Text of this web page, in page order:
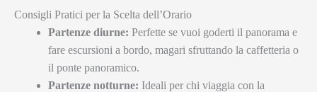
Consigli Pratici per la Scelta dell’Orario
Partenze diurne: Perfette se vuoi goderti il panorama e
fare escursioni a bordo, magari sfruttando la caffetteria o
il ponte panoramico.
Partenze notturne: Ideali per chi viaggia con la